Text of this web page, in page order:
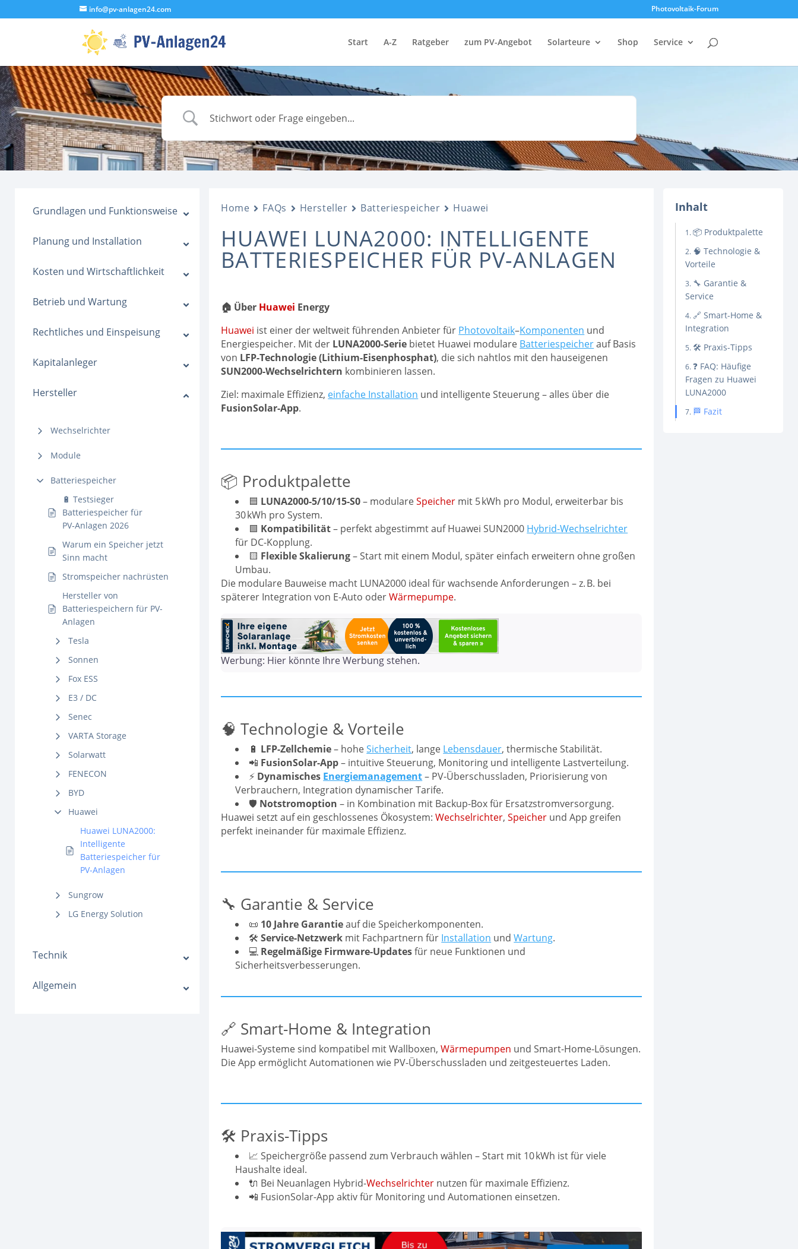
info@pv-anlagen24.com Photovoltaik-Forum
Start A-Z Ratgeber zum PV-Angebot Solarteure Shop Service
Grundlagen und Funktionsweise
Planung und Installation
Kosten und Wirtschaftlichkeit
Betrieb und Wartung
Rechtliches und Einspeisung
Kapitalanleger
Hersteller
Wechselrichter
Module
Batteriespeicher
🔋 Testsieger
Batteriespeicher für
PV‑Anlagen 2026
Warum ein Speicher jetzt
Sinn macht
Stromspeicher nachrüsten
Hersteller von
Batteriespeichern für PV-
Anlagen
Tesla
Sonnen
Fox ESS
E3 / DC
Senec
VARTA Storage
Solarwatt
FENECON
BYD
Huawei
Huawei LUNA2000:
Intelligente
Batteriespeicher für
PV-Anlagen
Sungrow
LG Energy Solution
Technik
Allgemein
Home FAQs Hersteller Batteriespeicher Huawei
HUAWEI LUNA2000: INTELLIGENTE
BATTERIESPEICHER FÜR PV-ANLAGEN
🏠 Über Huawei Energy
Huawei ist einer der weltweit führenden Anbieter für Photovoltaik–Komponenten und
Energiespeicher. Mit der LUNA2000-Serie bietet Huawei modulare Batteriespeicherauf Basis
von LFP-Technologie (Lithium-Eisenphosphat), die sich nahtlos mit den hauseigenen
SUN2000-Wechselrichtern kombinieren lassen.
Ziel: maximale Effizienz, einfache Installation und intelligente Steuerung – alles über die
FusionSolar-App.
📦 Produktpalette
🟦 LUNA2000-5/10/15-S0– modulareSpeicher mit 5 kWh pro Modul, erweiterbar bis
30 kWh pro System.
🟩 Kompatibilität– perfekt abgestimmt auf Huawei SUN2000 Hybrid-Wechselrichter
für DC-Kopplung.
🟨 Flexible Skalierung– Start mit einem Modul, später einfach erweitern ohne großen
Umbau.
Die modulare Bauweise macht LUNA2000 ideal für wachsende Anforderungen – z. B. bei
späterer Integration von E-Auto oderWärmepumpe.
Werbung: Hier könnte Ihre Werbung stehen.
🧠 Technologie & Vorteile
🔋 LFP-Zellchemie– hoheSicherheit, lange Lebensdauer, thermische Stabilität.
📲 FusionSolar-App– intuitive Steuerung, Monitoring und intelligente Lastverteilung.
⚡ Dynamisches Energiemanagement– PV-Überschussladen, Priorisierung von
Verbrauchern, Integration dynamischer Tarife.
🛡️ Notstromoption – in Kombination mit Backup-Box für Ersatzstromversorgung.
Huawei setzt auf ein geschlossenes Ökosystem:Wechselrichter,Speicher und App greifen
perfekt ineinander für maximale Effizienz.
🔧 Garantie & Service
📜 10 Jahre Garantieauf die Speicherkomponenten.
🛠️Service-Netzwerk mit Fachpartnern für Installation undWartung.
💻 Regelmäßige Firmware-Updatesfür neue Funktionen und
Sicherheitsverbesserungen.
🔗 Smart-Home & Integration
Huawei-Systeme sind kompatibel mit Wallboxen,Wärmepumpen und Smart-Home-Lösungen.
Die App ermöglicht Automationen wie PV-Überschussladen und zeitgesteuertes Laden.
🛠 Praxis-Tipps
📈 Speichergröße passend zum Verbrauch wählen – Start mit 10 kWh ist für viele
Haushalte ideal.
🔌 Bei Neuanlagen Hybrid-Wechselrichter nutzen für maximale Effizienz.
📲 FusionSolar-App aktiv für Monitoring und Automationen einsetzen.
Inhalt
📦 Produktpalette
🧠 Technologie &
Vorteile
🔧 Garantie &
Service
🔗 Smart-Home &
Integration
🛠 Praxis-Tipps
❓ FAQ: Häufige
Fragen zu Huawei
LUNA2000
🏁 Fazit